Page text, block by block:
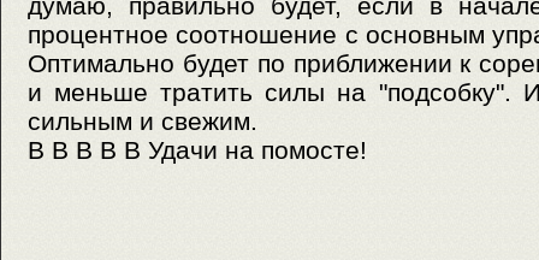
думаю, правильно будет, если в
процентное соотношение с основным
Оптимально будет по приближении к
и меньше тратить силы на "подсобку".
сильным и свежим.
В В В В В Удачи на помосте!